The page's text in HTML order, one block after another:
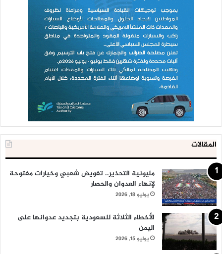
المقالات
مليونية التحذير.. تفويض شعبي وخيارات مفتوحة
لإنهاء العدوان والحصار
يوليو 18, 2026
الأخطاء الثلاثة للسعودية بتجديد عدوانها على
اليمن
يوليو 15, 2026